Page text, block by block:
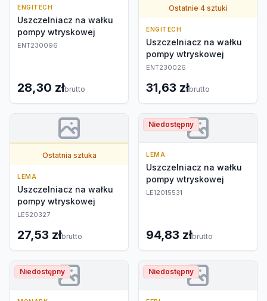
ENGITECH
Uszczelniacz na wałku
pompy wtryskowej
ENT230096
28,30 złbrutto
Ostatnie 4 sztuki
ENGITECH
Uszczelniacz na wałku
pompy wtryskowej
ENT230026
31,63 złbrutto
Ostatnia sztuka
LEMA
Uszczelniacz na wałku
pompy wtryskowej
LE520327
27,53 złbrutto
Niedostępny
LEMA
Uszczelniacz na wałku
pompy wtryskowej
LE12015531
94,83 złbrutto
Niedostępny Niedostępny